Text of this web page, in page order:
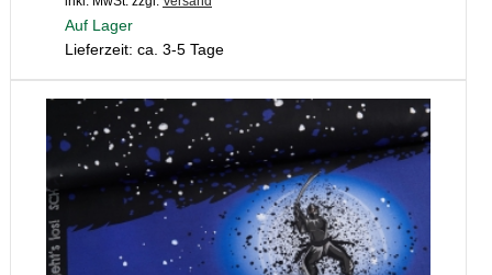
Auf Lager
Lieferzeit: ca. 3-5 Tage